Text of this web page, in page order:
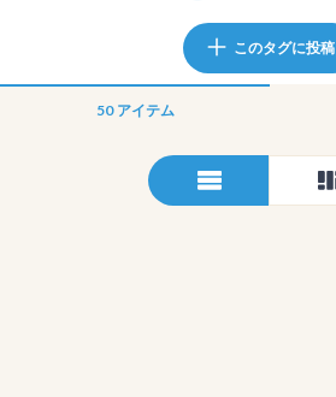
このタグに投稿
50 アイテム